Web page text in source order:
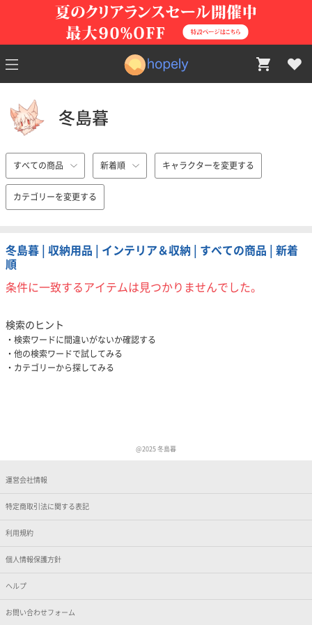
冬島暮
すべての商品 新着順 キャラクターを変更する
カテゴリーを変更する
冬島暮 | 収納用品 | インテリア＆収納 | すべての商品 | 新着
順
条件に一致するアイテムは見つかりませんでした。
検索のヒント
検索ワードに間違いがないか確認する
他の検索ワードで試してみる
カテゴリーから探してみる
@2025 冬島暮
運営会社情報
特定商取引法に関する表記
利用規約
個人情報保護方針
ヘルプ
お問い合わせフォーム